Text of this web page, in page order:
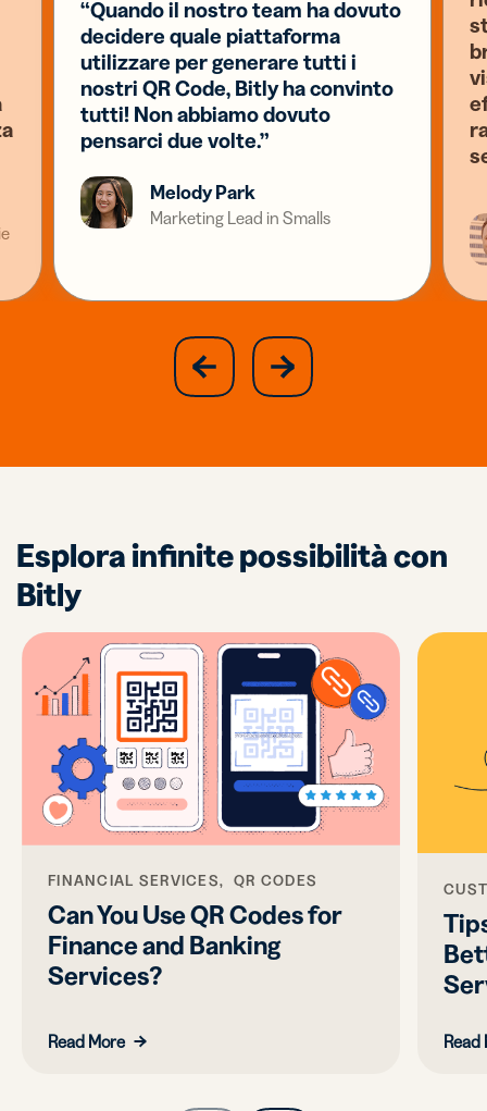
“Quando il nostro team ha dovuto
decidere quale piattaforma
utilizzare per generare tutti i
nostri QR Code, Bitly ha convinto
tutti! Non abbiamo dovuto
pensarci due volte.”
Melody Park
Marketing Lead in Smalls
previous
slide
next
slide
Esplora infinite possibilità con
Bitly
FINANCIAL SERVICES, QR CODES
Can You Use QR Codes for
Finance and Banking
Services?
Read More Read